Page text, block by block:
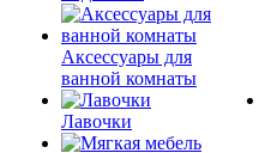
Аксессуары для
ванной комнаты
Лавочки